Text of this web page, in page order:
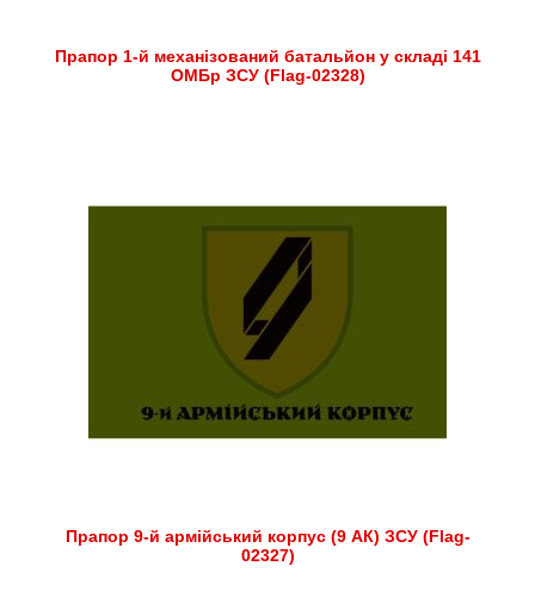
Прапор 1-й механізований батальйон у складі 141
ОМБр ЗСУ (Flag-02328)
Прапор 9-й армійський корпус (9 АК) ЗСУ (Flag-
02327)